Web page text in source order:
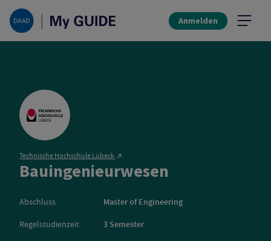
Anmelden
Technische Hochschule Lübeck
BauingenieurwesenTechnische
Abschluss Master of Engineering
Regelstudienzeit 3 Semester